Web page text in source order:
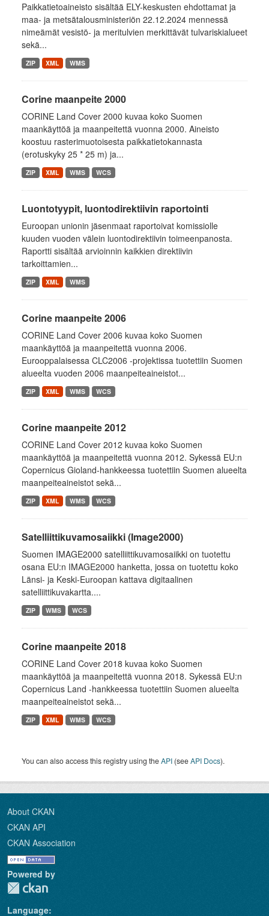
Paikkatietoaineisto sisältää ELY-keskusten ehdottamat ja
maa- ja metsätalousministeriön 22.12.2024 mennessä
nimeämät vesistö- ja meritulvien merkittävät tulvariskialueet
sekä...
ZIP XML WMS
Corine maanpeite 2000
CORINE Land Cover 2000 kuvaa koko Suomen
maankäyttöä ja maanpeitettä vuonna 2000. Aineisto
koostuu rasterimuotoisesta paikkatietokannasta
(erotuskyky 25 * 25 m) ja...
ZIP XML WMS WCS
Luontotyypit, luontodirektiivin raportointi
Euroopan unionin jäsenmaat raportoivat komissiolle
kuuden vuoden välein luontodirektiivin toimeenpanosta.
Raportti sisältää arvioinnin kaikkien direktiivin
tarkoittamien...
ZIP XML WMS
Corine maanpeite 2006
CORINE Land Cover 2006 kuvaa koko Suomen
maankäyttöä ja maanpeitettä vuonna 2006.
Eurooppalaisessa CLC2006 -projektissa tuotettiin Suomen
alueelta vuoden 2006 maanpeiteaineistot...
ZIP XML WMS WCS
Corine maanpeite 2012
CORINE Land Cover 2012 kuvaa koko Suomen
maankäyttöä ja maanpeitettä vuonna 2012. Sykessä EU:n
Copernicus Gioland-hankkeessa tuotettiin Suomen alueelta
maanpeiteaineistot sekä...
ZIP XML WMS WCS
Satelliittikuvamosaiikki (Image2000)
Suomen IMAGE2000 satelliittikuvamosaiikki on tuotettu
osana EU:n IMAGE2000 hanketta, jossa on tuotettu koko
Länsi- ja Keski-Euroopan kattava digitaalinen
satelliittikuvakartta....
ZIP WMS WCS
Corine maanpeite 2018
CORINE Land Cover 2018 kuvaa koko Suomen
maankäyttöä ja maanpeitettä vuonna 2018. Sykessä EU:n
Copernicus Land -hankkeessa tuotettiin Suomen alueelta
maanpeiteaineistot sekä...
ZIP XML WMS WCS
You can also access this registry using theAPI (seeAPI Docs).
About CKAN
CKAN API
CKAN Association
Powered by
Language